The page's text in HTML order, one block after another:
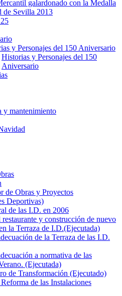
galardonado con la Medalla
de Sevilla 2013
y Personajes del 150 Aniversario
Historias y Personajes del 150
Aniversario
y mantenimiento
de Obras y Proyectos
Deportivas)
de las I.D. en 2006
y construcción de nuevo
la Terraza de I.D.(Ejecutada)
de la Terraza de las I.D.
a normativa de las
(Ejecutada)
de Transformación (Ejecutado)
de las Instalaciones